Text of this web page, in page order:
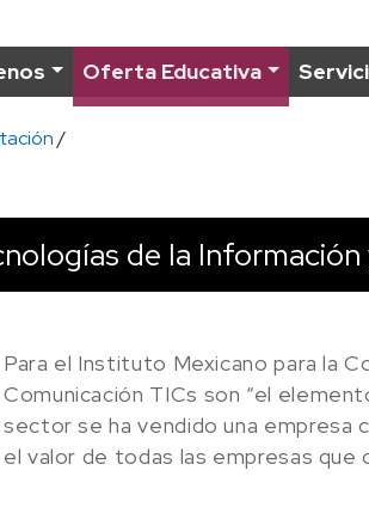
Oferta Educativa
/
de la
Para el Instituto Mexicano para la
Comunicación TICs son “el
sector se ha vendido una empresa
el valor de todas las empresas que